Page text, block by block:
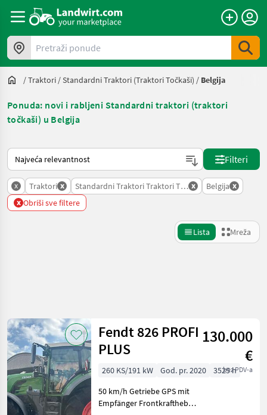
Pretraži ponude
/Traktori /Standardni Traktori (traktori Točkaši) / Belgija
Ponuda: novi i rabljeni Standardni traktori (traktori
točkaši) u Belgija
Način na koji sortira Landwirt.com
Filteri
x Traktori x Standardni Traktori Traktori Tockasi
x Belgija x
x Obriši sve filtere
Lista Mreža
Kategorija 3 Država Filteri
TRENUTNA
PUTANJA
Poljoprivredna
tehnika
Resetuj
Prikaži
13
rezultata
Fendt 826 PROFI
PLUS
130.000
€
bez PDV-a
260 KS/191 kW God. pr. 2020
3525 h
50 km/h Getriebe GPS mit
Empfänger Frontkraftheber